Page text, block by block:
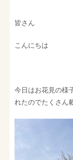
皆さん
こんにちは
今日はお花見の様
れたのでたくさん